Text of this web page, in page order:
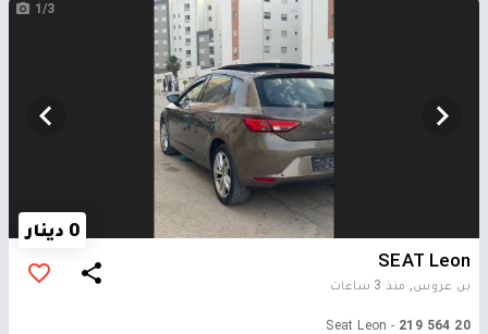
1/3
0 دينار
SEAT Leon
بن عروس, منذ 3 ساعات
20 564 219
- Seat Leon